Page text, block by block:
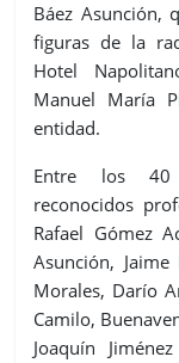
Báez Asunción,
figuras de la
Hotel
Manuel María
entidad.
Entre los 40
reconocidos
Rafael Gómez
Asunción,
Morales, Darío
Camilo,
Joaquín